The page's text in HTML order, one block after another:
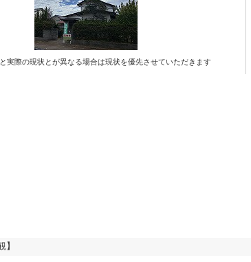
実際の現状とが異なる場合は現状を優先させていただきます
】